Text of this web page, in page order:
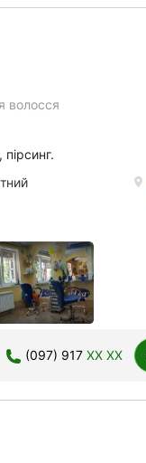
волосся
(097) 917 XX XX